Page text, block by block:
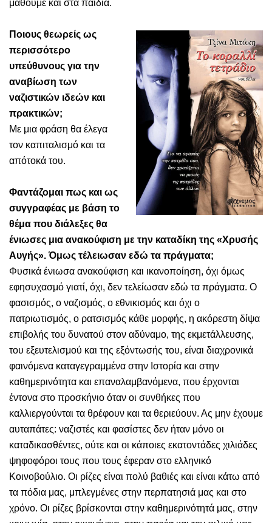
μάθουμε και στα παιδιά.
Ποιους θεωρείς ως
περισσότερο
υπεύθυνους για την
αναβίωση των
ναζιστικών ιδεών και
πρακτικών;
Με μια φράση θα έλεγα
τον καπιταλισμό και τα
απότοκά του.
Φαντάζομαι πως και ως
συγγραφέας με βάση το
θέμα που διάλεξες θα
ένιωσες μια ανακούφιση με την καταδίκη της «Χρυσής
Αυγής». Όμως τέλειωσαν εδώ τα πράγματα;
Φυσικά ένιωσα ανακούφιση και ικανοποίηση, όχι όμως
εφησυχασμό γιατί, όχι, δεν τελείωσαν εδώ τα πράγματα. Ο
φασισμός, ο ναζισμός, ο εθνικισμός και όχι ο
πατριωτισμός, ο ρατσισμός κάθε μορφής, η ακόρεστη δίψα
επιβολής του δυνατού στον αδύναμο, της εκμετάλλευσης,
του εξευτελισμού και της εξόντωσής του, είναι διαχρονικά
φαινόμενα καταγεγραμμένα στην Ιστορία και στην
καθημερινότητα και επαναλαμβανόμενα, που έρχονται
έντονα στο προσκήνιο όταν οι συνθήκες που
καλλιεργούνται τα θρέφουν και τα θεριεύουν. Ας μην έχουμε
αυταπάτες: ναζιστές και φασίστες δεν ήταν μόνο οι
καταδικασθέντες, ούτε και οι κάποιες εκατοντάδες χιλιάδες
ψηφοφόροι τους που τους έφεραν στο ελληνικό
Κοινοβούλιο. Οι ρίζες είναι πολύ βαθιές και είναι κάτω από
τα πόδια μας, μπλεγμένες στην περπατησιά μας και στο
χρόνο. Οι ρίζες βρίσκονται στην καθημερινότητά μας, στην